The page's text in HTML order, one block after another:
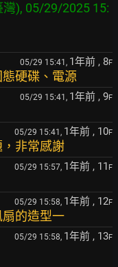
), 05/29/2025 15:
05/29 15:41, 1年前 , 8F
硬碟、電源
05/29 15:41, 1年前 , 9F
05/29 15:41, 1年前 , 10F
非常感謝
05/29 15:57, 1年前 , 11 F
05/29 15:58, 1年前 , 12F
的造型一
05/29 15:58, 1年前 , 13F